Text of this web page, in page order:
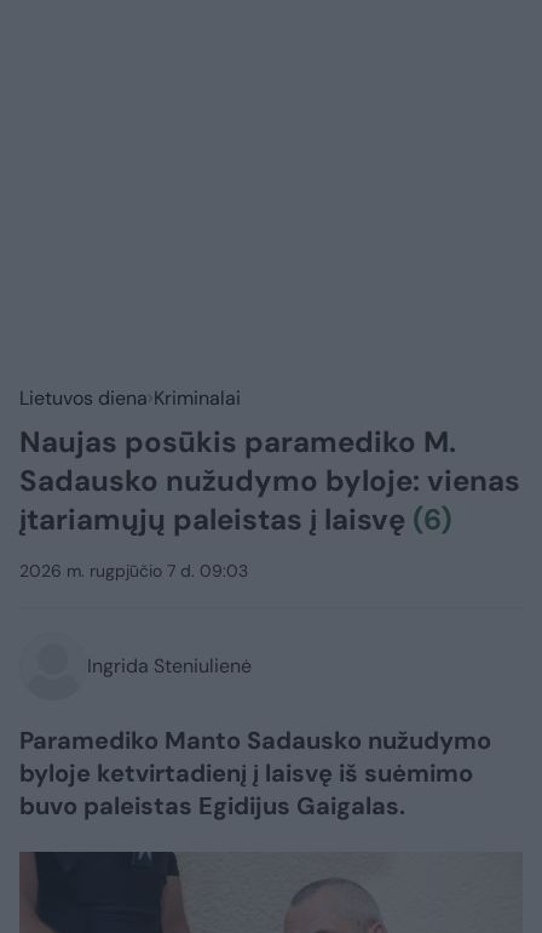
Lietuvos diena Kriminalai
Naujas posūkis paramediko M.
Sadausko nužudymo byloje: vienas
įtariamųjų paleistas į laisvę (6)
2026 m. rugpjūčio 7 d. 09:03
Ingrida Steniulienė
Paramediko Manto Sadausko nužudymo
byloje ketvirtadienį į laisvę iš suėmimo
buvo paleistas Egidijus Gaigalas.